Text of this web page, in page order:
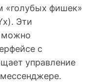
«голубых фишек»
Эти
можно
с
управление